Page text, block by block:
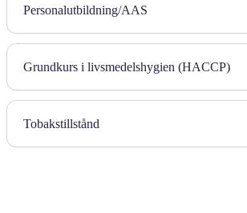
Personalutbildning/AAS
Grundkurs i livsmedelshygien (HACCP)
Tobakstillstånd